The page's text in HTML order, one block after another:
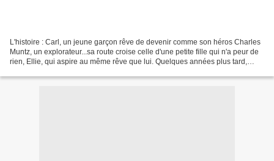
L'histoire : Carl, un jeune garçon rêve de devenir comme son héros Charles
Muntz, un explorateur...sa route croise celle d'une petite fille qui n'a peur de
rien, Ellie, qui aspire au même rêve que lui. Quelques années plus tard,